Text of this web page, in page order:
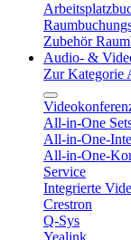
Zubehör
Audio- &
Zur Kategorie
All-in-One
All-in-One-
All-in-One-
Service
Integrierte
Crestron
Q-Sys
Yealink